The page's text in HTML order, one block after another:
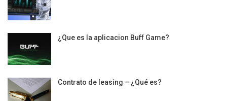
¿Que es la aplicacion Buff Game?
Contrato de leasing – ¿Qué es?